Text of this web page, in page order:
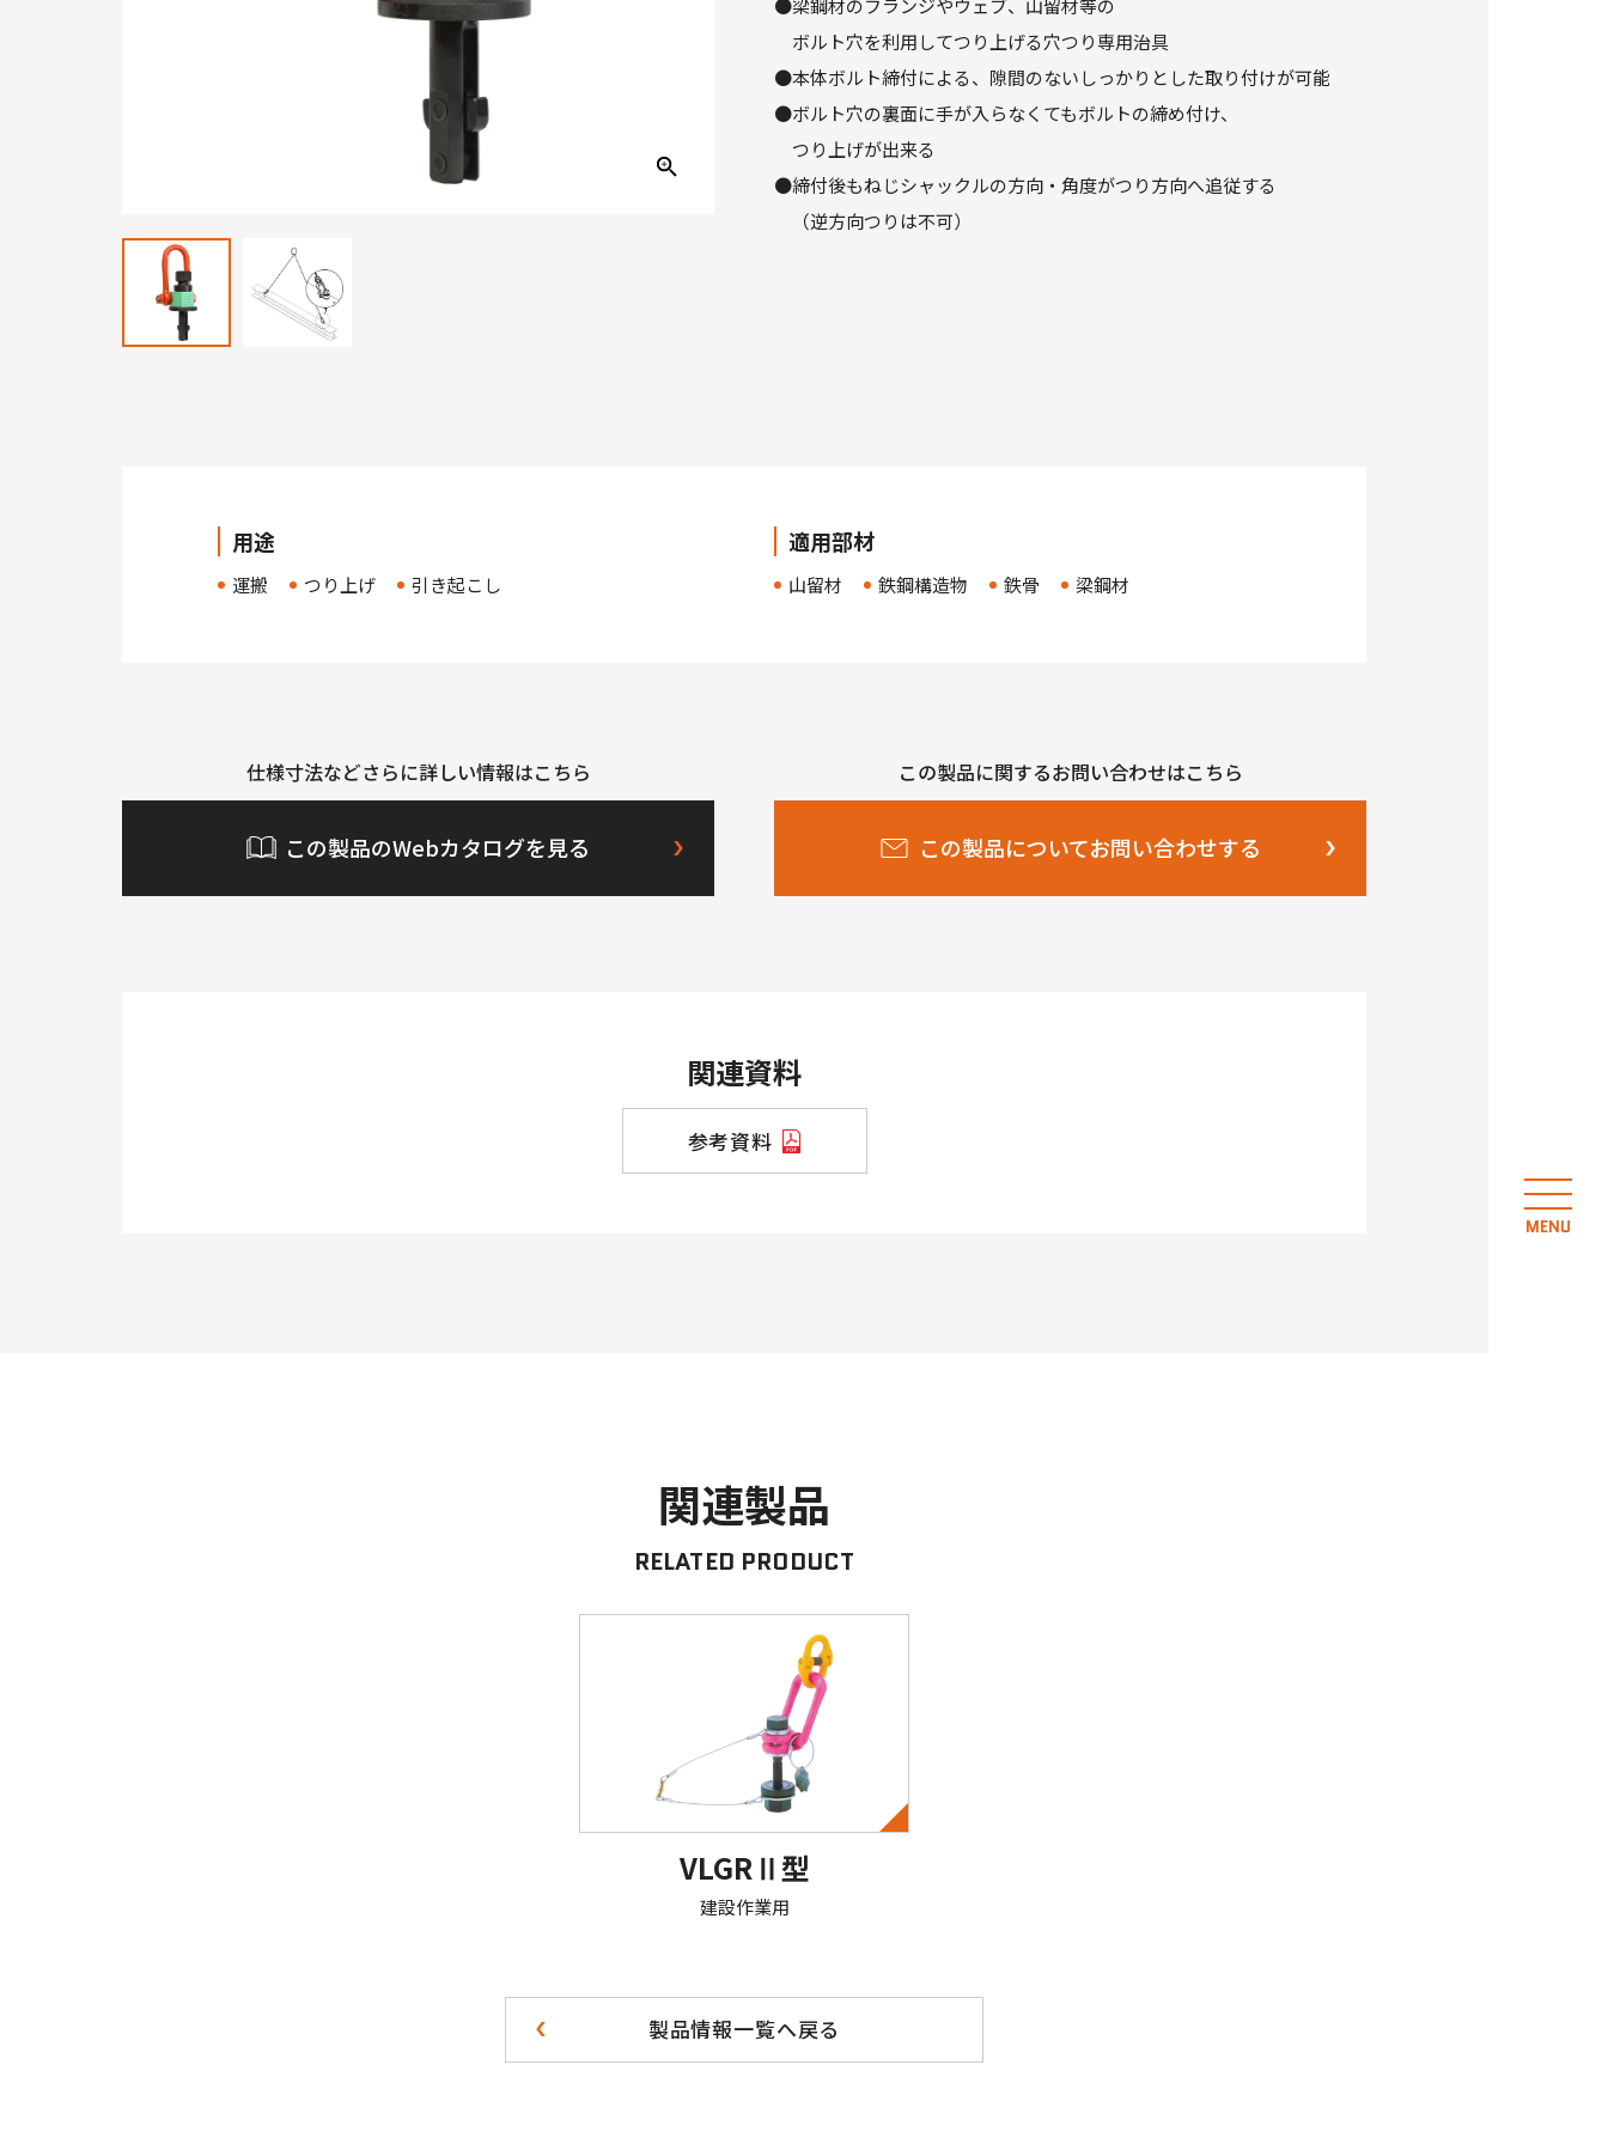
ボルト穴を利用してつり上げる穴つり専用治具
●本体ボルト締付による、隙間のないしっかりとした取り付けが可能
●ボルト穴の裏面に手が入らなくてもボルトの締め付け、
つり上げが出来る
●締付後もねじシャックルの方向・角度がつり方向へ追従する
（逆方向つりは不可）
用途
運搬 つり上げ 引き起こし
適用部材
山留材 鉄鋼構造物 鉄骨 梁鋼材
仕様寸法などさらに詳しい情報はこちら
この製品のWebカタログを見る
この製品に関するお問い合わせはこちら
この製品についてお問い合わせする
関連資料
参考資料
関連製品
RELATED PRODUCT
VLGRⅡ型
建設作業用
製品情報一覧へ戻る